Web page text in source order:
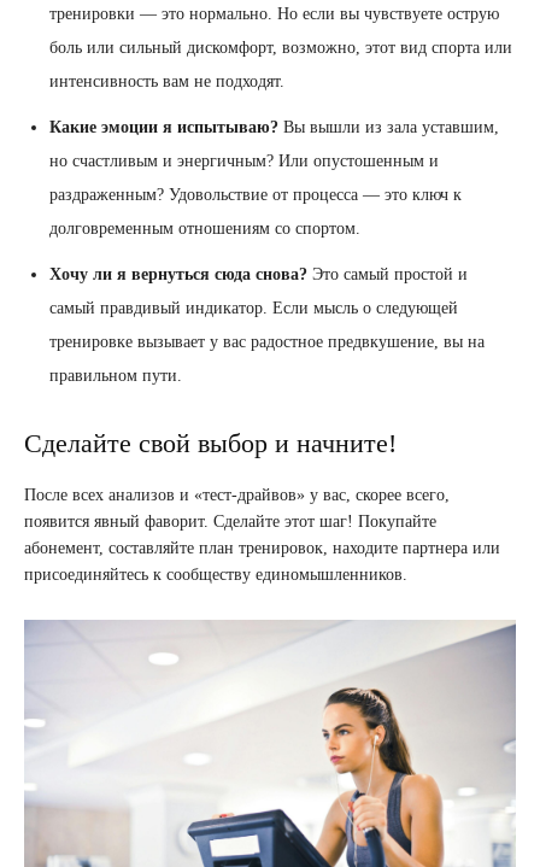
тренировки — это нормально. Но если вы чувствуете острую
боль или сильный дискомфорт, возможно, этот вид спорта или
интенсивность вам не подходят.
Какие эмоции я испытываю? Вы вышли из зала уставшим,
но счастливым и энергичным? Или опустошенным и
раздраженным? Удовольствие от процесса — это ключ к
долговременным отношениям со спортом.
Хочу ли я вернуться сюда снова? Это самый простой и
самый правдивый индикатор. Если мысль о следующей
тренировке вызывает у вас радостное предвкушение, вы на
правильном пути.
Сделайте свой выбор и начните!
После всех анализов и «тест-драйвов» у вас, скорее всего,
появится явный фаворит. Сделайте этот шаг! Покупайте
абонемент, составляйте план тренировок, находите партнера или
присоединяйтесь к сообществу единомышленников.